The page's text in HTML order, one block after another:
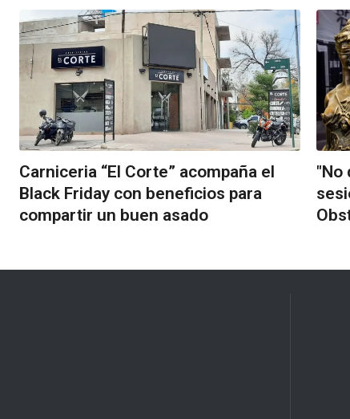
Carniceria “El Corte” acompaña el
Black Friday con beneficios para
compartir un buen asado
"No